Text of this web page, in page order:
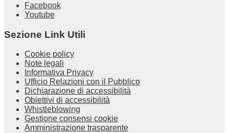
Facebook
Youtube
Sezione Link Utili
Cookie policy
Note legali
Informativa Privacy
Ufficio Relazioni con il Pubblico
Dichiarazione di accessibilità
Obiettivi di accessibilità
Whistleblowing
Gestione consensi cookie
Amministrazione trasparente